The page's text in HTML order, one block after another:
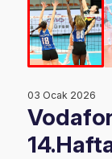
03 Ocak 2026